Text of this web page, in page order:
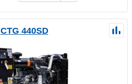
CTG 440SD